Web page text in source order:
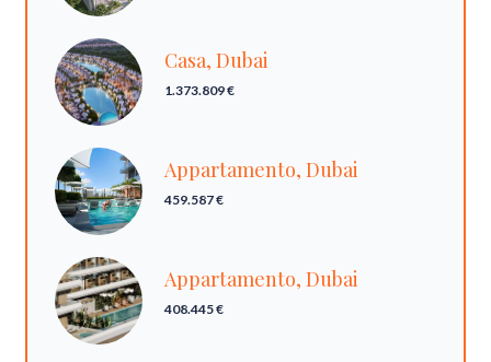
Casa, Dubai
1.373.809 €
Appartamento, Dubai
459.587 €
Appartamento, Dubai
408.445 €